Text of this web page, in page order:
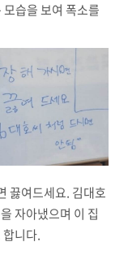
습을 보여 폭소를
끓여드세요. 김대호
자아냈으며 이 집
니다.